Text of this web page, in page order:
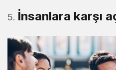
İnsanlara karşı